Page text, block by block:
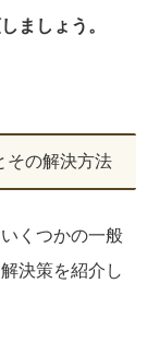
ましょう。
その解決方法
くつかの一般
決策を紹介し